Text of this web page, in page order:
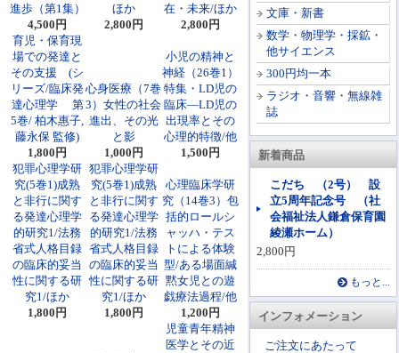
文庫・新書
数学・物理学・採鉱・
他サイエンス
300円均一本
ラジオ・音響・無線雑
誌
新着商品
こだち （2号） 設
立5周年記念号 （社
会福祉法人鎌倉保育園
綾瀬ホーム）
2,800円
もっと...
インフォメーション
ご注文にあたって
進歩（第1集）
4,500円
ほか
2,800円
在・未来/ほか
2,800円
育児・保育現
場での発達と
その支援 (シ
リーズ/臨床発
達心理学 第
5巻/ 柏木惠子,
藤永保 監修)
1,800円
心身医療（7巻
3）女性の社会
進出、その光
と影
1,000円
小児の精神と
神経（26巻1）
特集・LD児の
臨床―LD児の
出現率とその
心理的特徴/他
1,500円
犯罪心理学研
究(5巻1)成熟
と非行に関す
る発達心理学
的研究1/法務
省式人格目録
の臨床的妥当
性に関する研
究1/ほか
1,800円
犯罪心理学研
究(5巻1)成熟
と非行に関す
る発達心理学
的研究1/法務
省式人格目録
の臨床的妥当
性に関する研
究1/ほか
1,800円
心理臨床学研
究（14巻3）包
括的ロールシ
ャッハ・テス
トによる体験
型/ある場面緘
黙女児との遊
戯療法過程/他
1,200円
児童青年精神
医学とその近